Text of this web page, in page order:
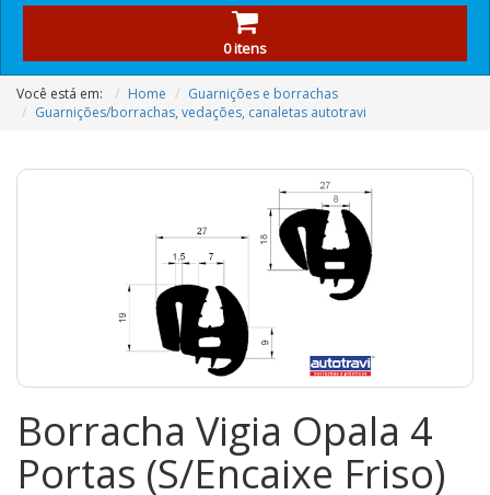
0 itens
Você está em: Home
Guarnições e borrachas
Guarnições/borrachas, vedações, canaletas autotravi
Borracha Vigia Opala 4
Portas (S/Encaixe Friso)